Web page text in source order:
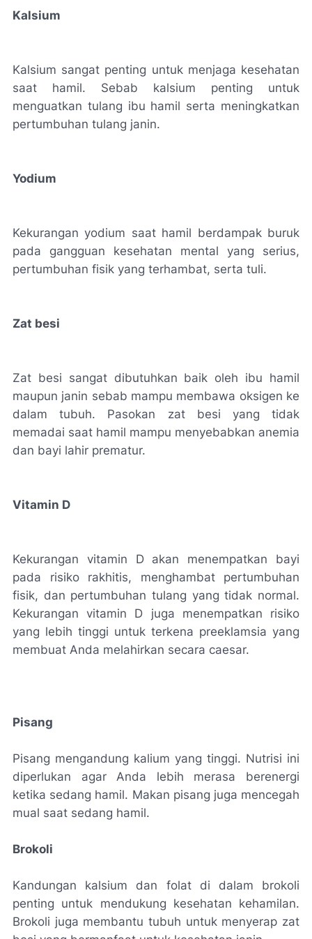
Kalsium
Kalsium sangat penting untuk menjaga kesehatan
saat hamil. Sebab kalsium penting untuk
menguatkan tulang ibu hamil serta meningkatkan
pertumbuhan tulang janin.
Yodium
Kekurangan yodium saat hamil berdampak buruk
pada gangguan kesehatan mental yang serius,
pertumbuhan fisik yang terhambat, serta tuli.
Zat besi
Zat besi sangat dibutuhkan baik oleh ibu hamil
maupun janin sebab mampu membawa oksigen ke
dalam tubuh. Pasokan zat besi yang tidak
memadai saat hamil mampu menyebabkan anemia
dan bayi lahir prematur.
Vitamin D
Kekurangan vitamin D akan menempatkan bayi
pada risiko rakhitis, menghambat pertumbuhan
fisik, dan pertumbuhan tulang yang tidak normal.
Kekurangan vitamin D juga menempatkan risiko
yang lebih tinggi untuk terkena preeklamsia yang
membuat Anda melahirkan secara caesar.
Pisang
Pisang mengandung kalium yang tinggi. Nutrisi ini
diperlukan agar Anda lebih merasa berenergi
ketika sedang hamil. Makan pisang juga mencegah
mual saat sedang hamil.
Brokoli
Kandungan kalsium dan folat di dalam brokoli
penting untuk mendukung kesehatan kehamilan.
Brokoli juga membantu tubuh untuk menyerap zat